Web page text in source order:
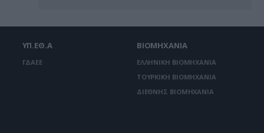
ΥΠ.ΕΘ.Α
ΓΔΑΕΕ
ΒΙΟΜΗΧΑΝΙΑ
ΕΛΛΗΝΙΚΗ ΒΙΟΜΗΧΑΝΙΑ
ΤΟΥΡΚΙΚΗ ΒΙΟΜΗΧΑΝΙΑ
ΔΙΕΘΝΗΣ ΒΙΟΜΗΧΑΝΙΑ